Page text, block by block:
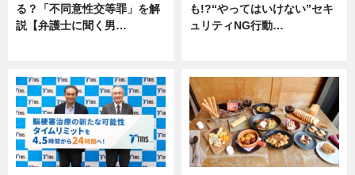
る？「不同意性交等罪」を解
説【弁護士に聞く男…
も!?“やってはいけない”セキ
ュリティNG行動…